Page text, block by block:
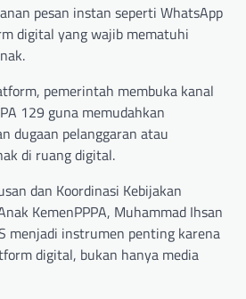
pesan instan seperti WhatsApp
digital yang wajib mematuhi
pemerintah membuka kanal
129 guna memudahkan
dugaan pelanggaran atau
di ruang digital.
dan Koordinasi Kebijakan
KemenPPPA, Muhammad Ihsan
menjadi instrumen penting karena
digital, bukan hanya media